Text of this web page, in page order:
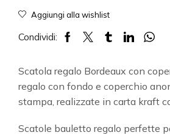
Aggiungi alla wishlist
Condividi:
Scatola regalo Bordeaux con
regalo con fondo e coperchio
stampa, realizzate in carta kraft
Scatole bauletto regalo perfette